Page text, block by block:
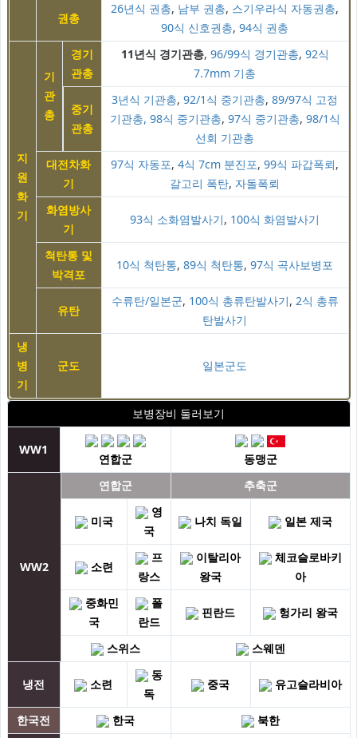
권총
26년식 권총, 남부 권총, 스기우라식 자동권총,
90식 신호권총, 94식 권총
지
원
화
기
기
관
총
경기
관총
11년식 경기관총, 96/99식 경기관총, 92식
7.7mm 기총
중기
관총
3년식 기관총, 92/1식 중기관총, 89/97식 고정
기관총, 98식 중기관총, 97식 중기관총, 98/1식
선회 기관총
대전차화
기
97식 자동포, 4식 7cm 분진포, 99식 파갑폭뢰,
갈고리 폭탄, 자돌폭뢰
화염방사
기
93식 소화염발사기, 100식 화염발사기
척탄통 및
박격포
10식 척탄통, 89식 척탄통, 97식 곡사보병포
유탄
수류탄/일본군, 100식 총류탄발사기, 2식 총류
탄발사기
냉
병
기
군도 일본군도
보병장비 둘러보기
WW1
연합군 동맹군
WW2
연합군 추축군
미국
영
국
나치 독일 일본 제국
소련
프
랑스
이탈리아
왕국
체코슬로바키
아
중화민
국
폴
란드
핀란드 헝가리 왕국
스위스 스웨덴
냉전 소련
동
독
중국 유고슬라비아
한국전 한국
북한